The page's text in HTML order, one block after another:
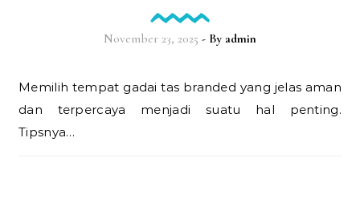
November 23, 2025 - By admin
Memilih tempat gadai tas branded yang jelas aman
dan terpercaya menjadi suatu hal penting.
Tipsnya…